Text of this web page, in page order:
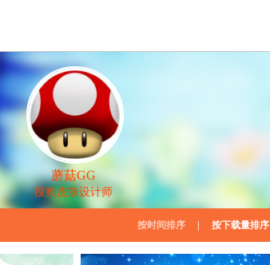
蘑菇GG
搜狗皮肤设计师
按时间排序 按下载量排序